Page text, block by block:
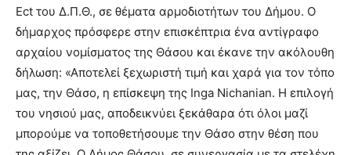
Ect του Δ.Π.Θ., σε θέματα αρμοδιοτήτων του Δήμου. Ο
δήμαρχος πρόσφερε στην επισκέπτρια ένα αντίγραφο
αρχαίου νομίσματος της Θάσου και έκανε την ακόλουθη
δήλωση: «Αποτελεί ξεχωριστή τιμή και χαρά για τον τόπο
μας, την Θάσο, η επίσκεψη της Inga Nichanian. Η επιλογή
του νησιού μας, αποδεικνύει ξεκάθαρα ότι όλοι μαζί
μπορούμε να τοποθετήσουμε την Θάσο στην θέση που